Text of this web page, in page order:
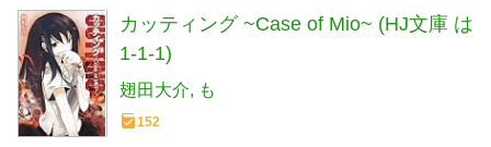
カッティング ~Case of Mio~ (HJ文庫 は
1-1-1)
翅田大介 も
152